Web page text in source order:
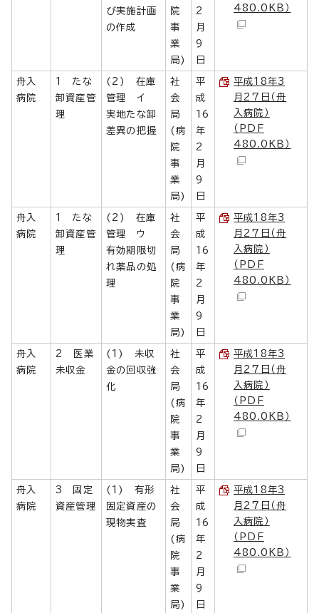
び実施計画
の作成
院
事
業
局)
2
月
9
日
480.0KB）
舟入
病院
1 たな
卸資産管
理
(2) 在庫
管理 イ
実地たな卸
差異の把握
社
会
局
(病
院
事
業
局)
平
成
16
年
2
月
9
日
平成18年3
月27日（舟
入病院）
（PDF
480.0KB）
舟入
病院
1 たな
卸資産管
理
(2) 在庫
管理 ウ
有効期限切
れ薬品の処
理
社
会
局
(病
院
事
業
局)
平
成
16
年
2
月
9
日
平成18年3
月27日（舟
入病院）
（PDF
480.0KB）
舟入
病院
2 医業
未収金
(1) 未収
金の回収強
化
社
会
局
(病
院
事
業
局)
平
成
16
年
2
月
9
日
平成18年3
月27日（舟
入病院）
（PDF
480.0KB）
舟入
病院
3 固定
資産管理
(1) 有形
固定資産の
現物実査
社
会
局
(病
院
事
業
局)
平
成
16
年
2
月
9
日
平成18年3
月27日（舟
入病院）
（PDF
480.0KB）